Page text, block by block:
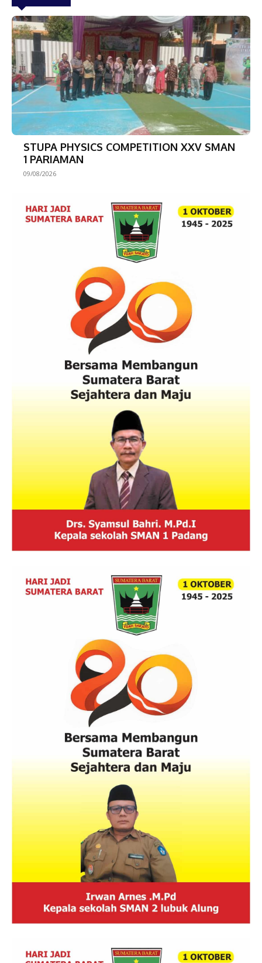
STUPA PHYSICS COMPETITION XXV SMAN
1 PARIAMAN
09/08/2026